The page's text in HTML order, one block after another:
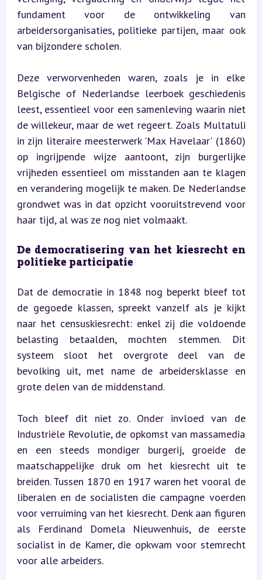
fundament voor de ontwikkeling van
arbeidersorganisaties, politieke partijen, maar ook
van bijzondere scholen.
Deze verworvenheden waren, zoals je in elke
Belgische of Nederlandse leerboek geschiedenis
leest, essentieel voor een samenleving waarin niet
de willekeur, maar de wet regeert. Zoals Multatuli
in zijn literaire meesterwerk 'Max Havelaar' (1860)
op ingrijpende wijze aantoont, zijn burgerlijke
vrijheden essentieel om misstanden aan te klagen
en verandering mogelijk te maken. De Nederlandse
grondwet was in dat opzicht vooruitstrevend voor
haar tijd, al was ze nog niet volmaakt.
De democratisering van het kiesrecht en
politieke participatie
Dat de democratie in 1848 nog beperkt bleef tot
de gegoede klassen, spreekt vanzelf als je kijkt
naar het censuskiesrecht: enkel zij die voldoende
belasting betaalden, mochten stemmen. Dit
systeem sloot het overgrote deel van de
bevolking uit, met name de arbeidersklasse en
grote delen van de middenstand.
Toch bleef dit niet zo. Onder invloed van de
Industriële Revolutie, de opkomst van massamedia
en een steeds mondiger burgerij, groeide de
maatschappelijke druk om het kiesrecht uit te
breiden. Tussen 1870 en 1917 waren het vooral de
liberalen en de socialisten die campagne voerden
voor verruiming van het kiesrecht. Denk aan figuren
als Ferdinand Domela Nieuwenhuis, de eerste
socialist in de Kamer, die opkwam voor stemrecht
voor alle arbeiders.